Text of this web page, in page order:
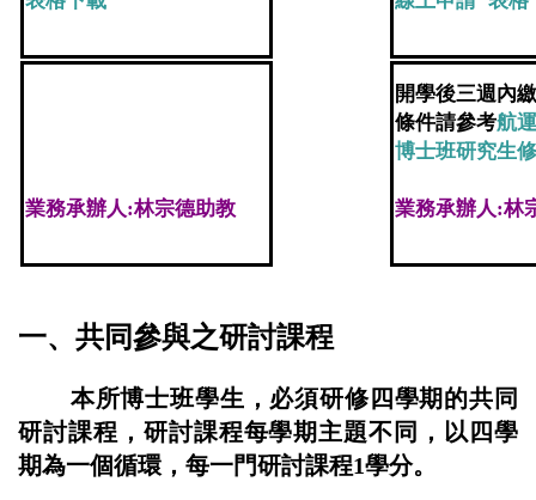
業務承辦人:林宗德助教
開學後三週內
條件請參考航
博士班研究生
業務承辦人:林
一、共同參與之研討課程
本所博士班學生，必須研修四學期的共同
研討課程，研討課程每學期主題不同，以四學
期為一個循環，每一門研討課程1學分。